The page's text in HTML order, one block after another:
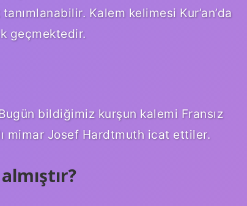
Kalem kelimesi Kur’an’da
geçmektedir.
bildiğimiz kurşun kalemi Fransız
mimar Josef Hardtmuth icat ettiler.